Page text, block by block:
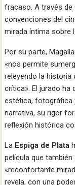
fracaso. A través de
convenciones del
mirada íntima sobre
Por su parte,
«nos permite
releyendo la historia
crítica». El jurado
estética, fotográfica
narrativa, su rigor
reflexión histórica
La Espiga de Plata
película que
«reconfortante
revela, con una